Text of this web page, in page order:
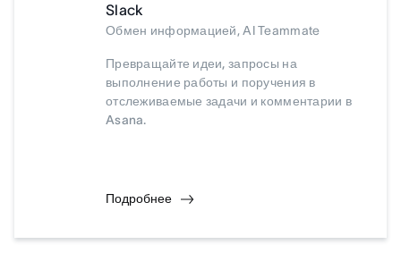
Slack
Обмен информацией, AI Teammate
Превращайте идеи, запросы на
выполнение работы и поручения в
отслеживаемые задачи и комментарии в
Asana.
Подробнее